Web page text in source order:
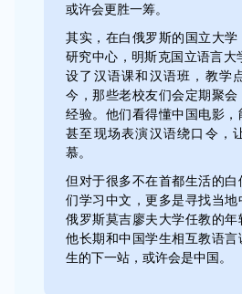
或许会更胜一筹。
其实，在白俄罗斯的国立大
研究中心，明斯克国立语言大
设了汉语课和汉语班，教学
今，那些老校友们会定期聚会
经验。他们看得懂中国电影，
甚至现场表演汉语绕口令，
慕。
但对于很多不在首都生活的
们学习中文，更多是寻找当地
俄罗斯莫吉廖夫大学任教的年
他长期和中国学生相互教语言
生的下一站，或许会是中国。